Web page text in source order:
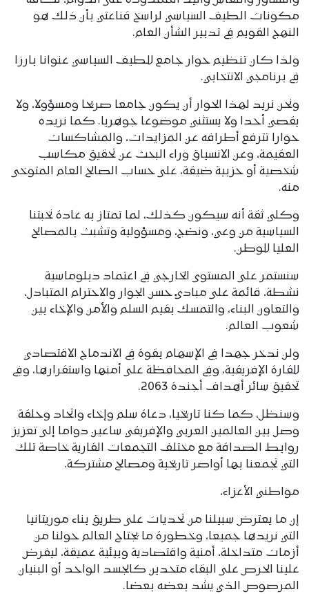
مكونات الطيف السياسي لراسخ قناعتي بأن ذلك هو
النهج القويم في تدبير الشأن العام.
ولذا كان تنظيم حوار جامع للطيف السياسي عنوانا بارزا
في برنامجي الانتخابي.
ونحن نريد لهذا الحوار أن يكون جامعا صريحا ومسؤولا، ولا
يقصي أحدا ولا يستثني موضوعا جوهريا. كما نريده
حوارا تترفع أطرافه عن المزايدات، والمشاكسات
العقيمة، وعن الانسياق وراء البحث عن تحقيق مكاسب
شخصية أو حزبية ضيقة، على حساب الصالح العام المتوخى
منه.
وكلي ثقة أنه سيكون كذلك، لما تمتاز به عادة نخبتنا
السياسية من وعي، ونضج، ومسؤولية وتشبث بالمصالح
العليا للوطن.
سنستمر على المستوى الخارجي في اعتماد دبلوماسية
نشطة، قائمة على مبادئ حسن الجوار والاحترام المتبادل،
والتعاون البناء، والتمسك بقيم السلم والأمن والإخاء بين
شعوب العالم.
ولن ندخر جهدا في الإسهام بقوة في الاندماج الاقتصادي
للقارة الإفريقية، وفي المحافظة على أمنها واستقرارها، وفي
تحقيق سائر أهداف أجندة 2063.
وسنظل، كما كنا تاريخيا، دعاة سلم وإخاء واتحاد وحلقة
وصل بين العالمين العربي والإفريقي ساعين دواما إلى تعزيز
روابط الصداقة مع مختلف التجمعات القارية خاصة تلك
التي تجمعنا بها أواصر تاريخية ومصالح مشتركة.
مواطني الأعزاء،
إن ما يعترض سبيلنا من تحديات على طريق بناء موريتانيا
التي نريدها جميعا، وخطورة ما يجتاح العالم حولنا من
أزمات متداخلة، أمنية واقتصادية وبيئية عميقة، ليفرض
علينا الحرص على البقاء متحدين كالجسد الواحد أو البنيان
المرصوص الذي يشد بعضه بعضا.